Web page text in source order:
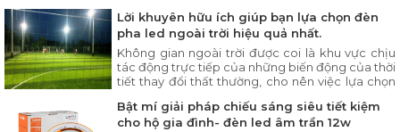
Lời khuyên hữu ích giúp bạn lựa chọn đèn
pha led ngoài trời hiệu quả nhất.
Không gian ngoài trời được coi là khu vực chịu
tác động trực tiếp của những biến động của thời
tiết thay đổi thất thường, cho nên việc lựa chọn
chịu lại các yếu tố môi trường là điều vô cùng
cần thiết.
Bật mí giải pháp chiếu sáng siêu tiết kiệm
cho hộ gia đình- đèn led âm trần 12w